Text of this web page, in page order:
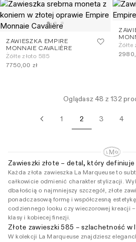
ZAWIESZKA EMPIRE
MONNAIE CAVALIÈRE
Żółte złoto 585
7750,00 zł
Żółte
Oglądasz 48 z 132
1 2 3 4
Zawieszki złote – detal, który definiuje
Każda złota zawieszka La Marqueuse to
całkowicie odmienić charakter stylizacji.
dbałością o najmniejszy szczegół, złote
ponadczasową formę i współczesną
codziennego looku czy wieczorowej kreacji
klasy i kobiecej finezji.
Złote zawieszki 585 – szlachetność w
W kolekcji La Marqueuse znajdziesz